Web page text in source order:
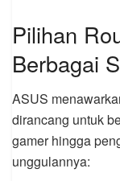
Pilihan
Berbagai
ASUS
dirancang untuk
gamer hingga
unggulannya: